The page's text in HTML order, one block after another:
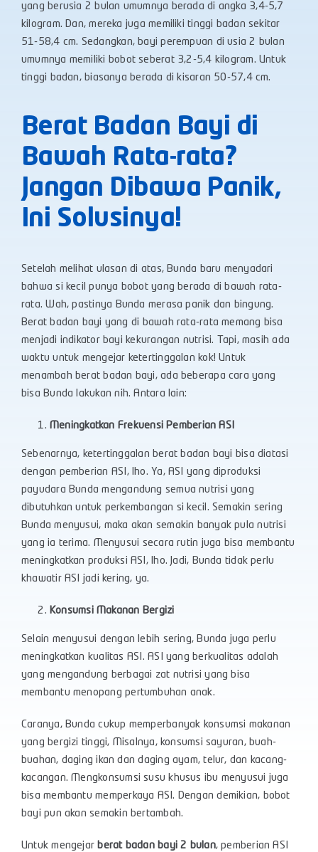
yang berusia 2 bulan umumnya berada di angka 3,4-5,7
kilogram. Dan, mereka juga memiliki tinggi badan sekitar
51-58,4 cm. Sedangkan, bayi perempuan di usia 2 bulan
umumnya memiliki bobot seberat 3,2-5,4 kilogram. Untuk
tinggi badan, biasanya berada di kisaran 50-57,4 cm.
Berat Badan Bayi di
Bawah Rata-rata?
Jangan Dibawa Panik,
Ini Solusinya!
Setelah melihat ulasan di atas, Bunda baru menyadari
bahwa si kecil punya bobot yang berada di bawah rata-
rata. Wah, pastinya Bunda merasa panik dan bingung.
Berat badan bayi yang di bawah rata-rata memang bisa
menjadi indikator bayi kekurangan nutrisi. Tapi, masih ada
waktu untuk mengejar ketertinggalan kok! Untuk
menambah berat badan bayi, ada beberapa cara yang
bisa Bunda lakukan nih. Antara lain:
Meningkatkan Frekuensi Pemberian ASI
Sebenarnya, ketertinggalan berat badan bayi bisa diatasi
dengan pemberian ASI, lho. Ya, ASI yang diproduksi
payudara Bunda mengandung semua nutrisi yang
dibutuhkan untuk perkembangan si kecil. Semakin sering
Bunda menyusui, maka akan semakin banyak pula nutrisi
yang ia terima. Menyusui secara rutin juga bisa membantu
meningkatkan produksi ASI, lho. Jadi, Bunda tidak perlu
khawatir ASI jadi kering, ya.
Konsumsi Makanan Bergizi
Selain menyusui dengan lebih sering, Bunda juga perlu
meningkatkan kualitas ASI. ASI yang berkualitas adalah
yang mengandung berbagai zat nutrisi yang bisa
membantu menopang pertumbuhan anak.
Caranya, Bunda cukup memperbanyak konsumsi makanan
yang bergizi tinggi, Misalnya, konsumsi sayuran, buah-
buahan, daging ikan dan daging ayam, telur, dan kacang-
kacangan. Mengkonsumsi susu khusus ibu menyusui juga
bisa membantu memperkaya ASI. Dengan demikian, bobot
bayi pun akan semakin bertambah.
Untuk mengejarberat badan bayi 2 bulan, pemberian ASI